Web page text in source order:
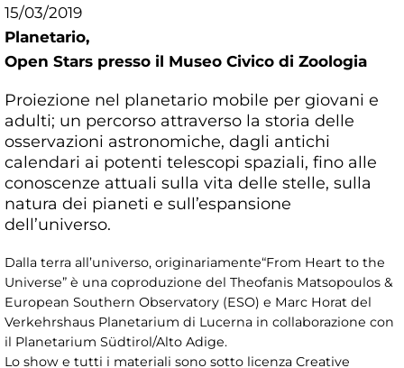
15/03/2019
Planetario,
Open Stars presso il Museo Civico di Zoologia
Proiezione nel planetario mobile per giovani e
adulti; un percorso attraverso la storia delle
osservazioni astronomiche, dagli antichi
calendari ai potenti telescopi spaziali, fino alle
conoscenze attuali sulla vita delle stelle, sulla
natura dei pianeti e sull’espansione
dell’universo.
Dalla terra all’universo, originariamente“From Heart to the
Universe” è una coproduzione del Theofanis Matsopoulos &
European Southern Observatory (ESO) e Marc Horat del
Verkehrshaus Planetarium di Lucerna in collaborazione con
il Planetarium Südtirol/Alto Adige.
Lo show e tutti i materiali sono sotto licenza Creative